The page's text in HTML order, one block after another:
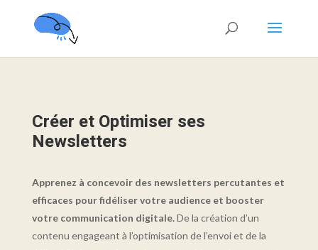
Créer et Optimiser ses
Newsletters
Apprenez à concevoir des newsletters percutantes et
efficaces pour fidéliser votre audience et booster
votre communication digitale.De la création d’un
contenu engageant à l’optimisation de l’envoi et de la